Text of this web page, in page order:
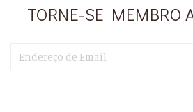
TORNE-SE MEMBRO